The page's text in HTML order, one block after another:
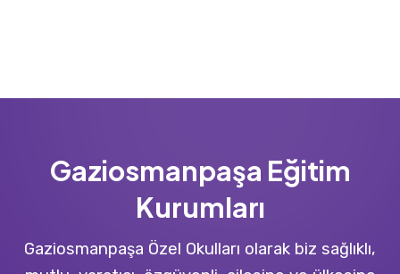
Gaziosmanpaşa Eğitim
Kurumları
Gaziosmanpaşa Özel Okulları olarak biz sağlıklı,